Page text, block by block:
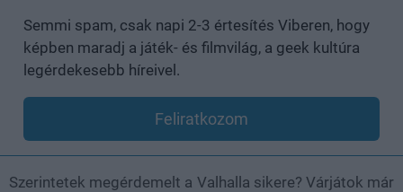
Semmi spam, csak napi 2-3 értesítés Viberen, hogy
képben maradj a játék- és filmvilág, a geek kultúra
legérdekesebb híreivel.
Feliratkozom
Szerintetek megérdemelt a Valhalla sikere? Várjátok már